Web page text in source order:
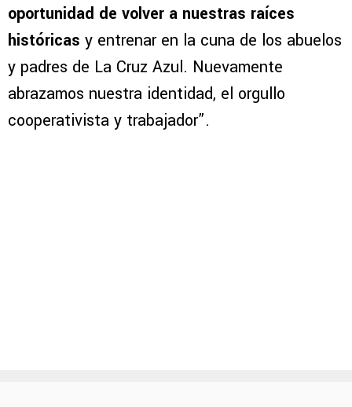
oportunidad de volver a nuestras raíces
históricas y entrenar en la cuna de los abuelos
y padres de La Cruz Azul. Nuevamente
abrazamos nuestra identidad, el orgullo
cooperativista y trabajador”.